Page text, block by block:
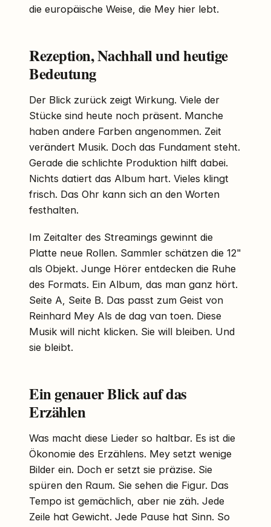
die europäische Weise, die Mey hier lebt.
Rezeption, Nachhall und heutige
Bedeutung
Der Blick zurück zeigt Wirkung. Viele der
Stücke sind heute noch präsent. Manche
haben andere Farben angenommen. Zeit
verändert Musik. Doch das Fundament steht.
Gerade die schlichte Produktion hilft dabei.
Nichts datiert das Album hart. Vieles klingt
frisch. Das Ohr kann sich an den Worten
festhalten.
Im Zeitalter des Streamings gewinnt die
Platte neue Rollen. Sammler schätzen die 12"
als Objekt. Junge Hörer entdecken die Ruhe
des Formats. Ein Album, das man ganz hört.
Seite A, Seite B. Das passt zum Geist von
Reinhard Mey Als de dag van toen. Diese
Musik will nicht klicken. Sie will bleiben. Und
sie bleibt.
Ein genauer Blick auf das
Erzählen
Was macht diese Lieder so haltbar. Es ist die
Ökonomie des Erzählens. Mey setzt wenige
Bilder ein. Doch er setzt sie präzise. Sie
spüren den Raum. Sie sehen die Figur. Das
Tempo ist gemächlich, aber nie zäh. Jede
Zeile hat Gewicht. Jede Pause hat Sinn. So